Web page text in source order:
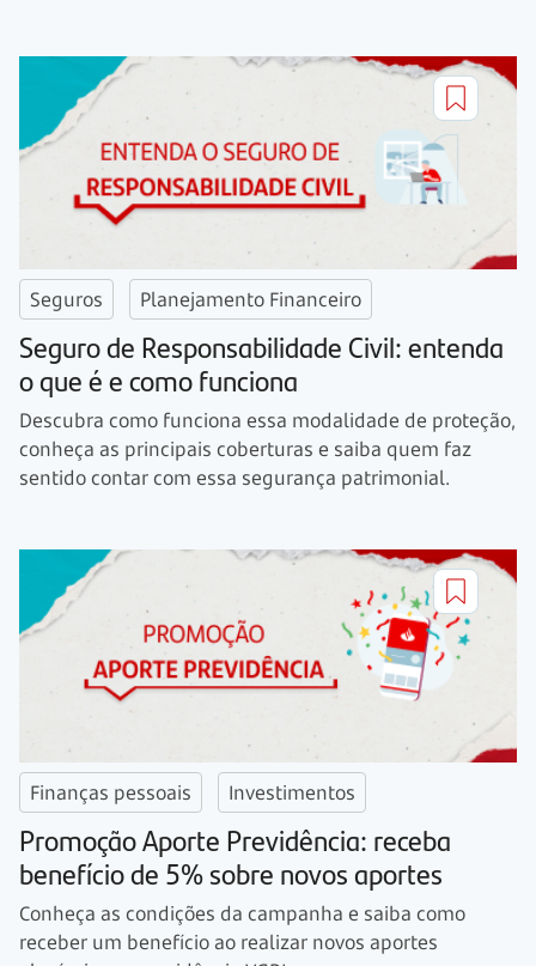
Seguros Planejamento Financeiro
Seguro de Responsabilidade Civil: entenda
o que é e como funciona
Descubra como funciona essa modalidade de proteção,
conheça as principais coberturas e saiba quem faz
sentido contar com essa segurança patrimonial.
Finanças pessoais Investimentos
Promoção Aporte Previdência: receba
benefício de 5% sobre novos aportes
Conheça as condições da campanha e saiba como
receber um benefício ao realizar novos aportes